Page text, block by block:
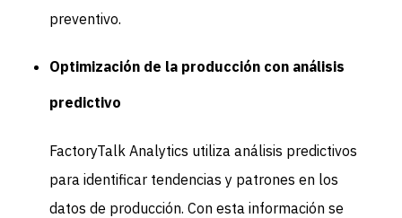
preventivo.
Optimización de la producción con análisis
predictivo
FactoryTalk Analytics utiliza análisis predictivos
para identificar tendencias y patrones en los
datos de producción. Con esta información se